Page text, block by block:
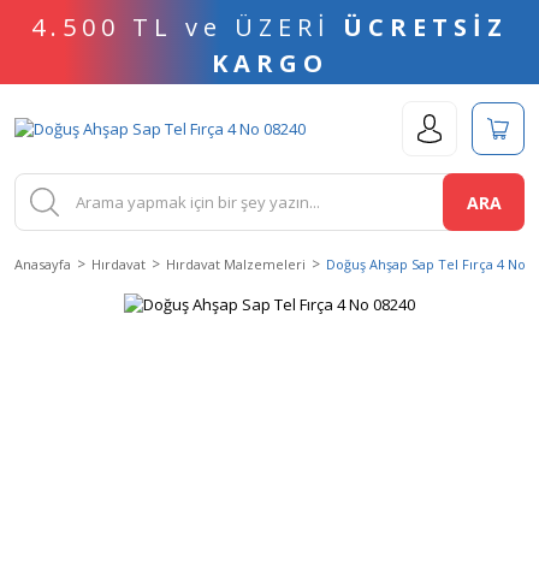
4.500 TL ve ÜZERİ ÜCRETSİZ
KARGO
ARA
Anasayfa Hırdavat Hırdavat Malzemeleri Doğuş Ahşap Sap Tel Fırça 4 No